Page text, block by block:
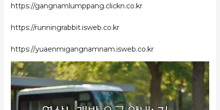
https://gangnamlumppang.clickn.co.kr
https://runningrabbit.isweb.co.kr
https://yuaenmigangnamnam.isweb.co.kr